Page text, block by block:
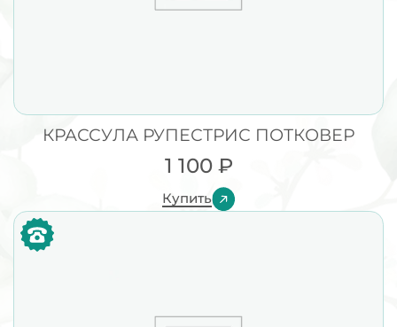
КРАССУЛА РУПЕСТРИС ПОТКОВЕР
1 100 ₽
Купить